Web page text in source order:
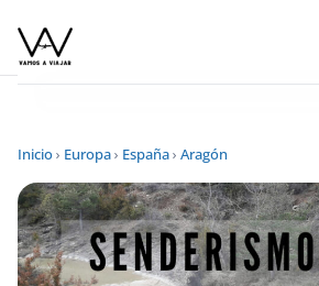
contenido
Inicio› Europa› España› Aragón